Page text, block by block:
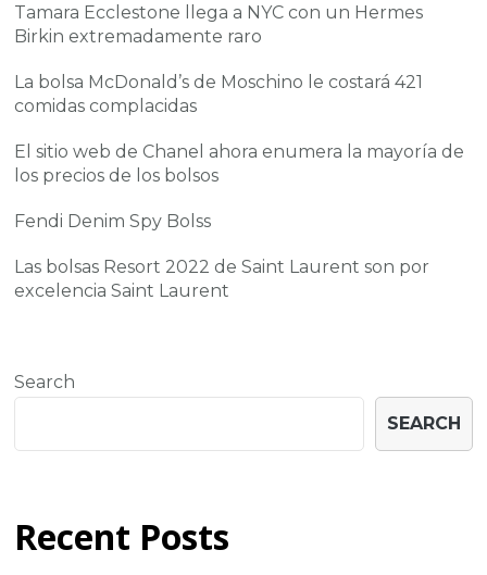
Tamara Ecclestone llega a NYC con un Hermes
Birkin extremadamente raro
La bolsa McDonald’s de Moschino le costará 421
comidas complacidas
El sitio web de Chanel ahora enumera la mayoría de
los precios de los bolsos
Fendi Denim Spy Bolss
Las bolsas Resort 2022 de Saint Laurent son por
excelencia Saint Laurent
Search
SEARCH
Recent Posts